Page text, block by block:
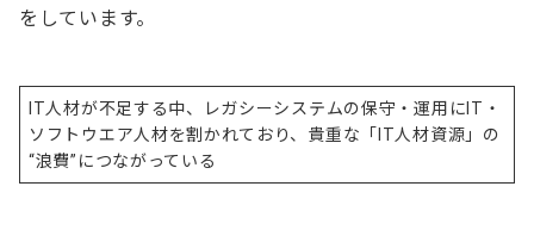
をしています。
IT人材が不足する中、レガシーシステムの保守・運用にIT・
ソフトウエア人材を割かれており、貴重な「IT人材資源」の
“浪費”につながっている